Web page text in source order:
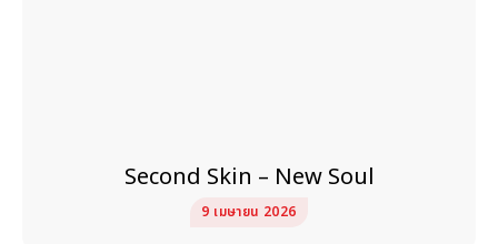
Second Skin – New Soul
9 เมษายน 2026